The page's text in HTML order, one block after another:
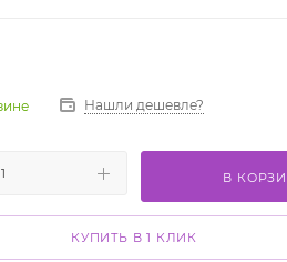
Нашли дешевле?
В
КУПИТЬ В 1 КЛИК